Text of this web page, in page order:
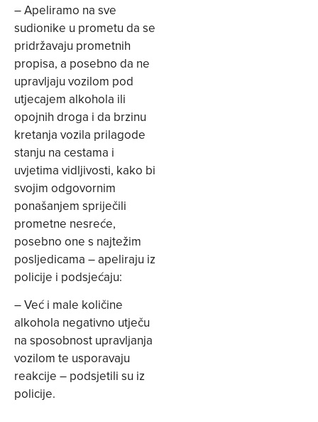
– Apeliramo na sve
sudionike u prometu da se
pridržavaju prometnih
propisa, a posebno da ne
upravljaju vozilom pod
utjecajem alkohola ili
opojnih droga i da brzinu
kretanja vozila prilagode
stanju na cestama i
uvjetima vidljivosti, kako bi
svojim odgovornim
ponašanjem spriječili
prometne nesreće,
posebno one s najtežim
posljedicama – apeliraju iz
policije i podsjećaju:
– Već i male količine
alkohola negativno utječu
na sposobnost upravljanja
vozilom te usporavaju
reakcije – podsjetili su iz
policije.